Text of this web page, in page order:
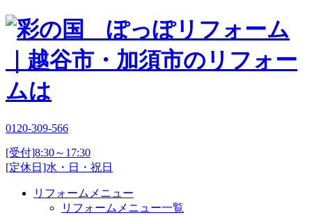
0120-309-566
[受付]8:30～17:30
[定休日]水・日・祝日
リフォームメニュー
リフォームメニュー一覧